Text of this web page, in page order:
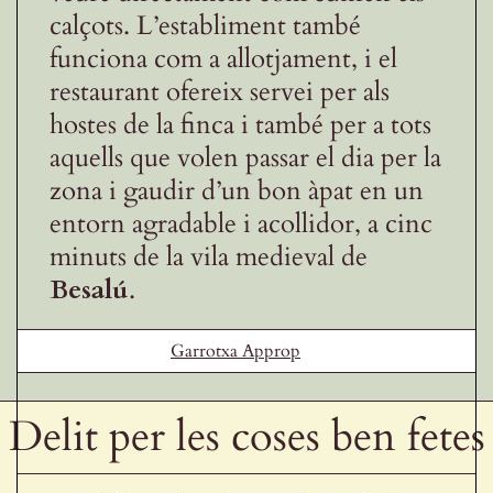
calçots. L’establiment també
funciona com a allotjament, i el
restaurant ofereix servei per als
hostes de la finca i també per a tots
aquells que volen passar el dia per la
zona i gaudir d’un bon àpat en un
entorn agradable i acollidor, a cinc
minuts de la vila medieval de
Besalú.
Garrotxa Approp
Delit per les coses ben fetes